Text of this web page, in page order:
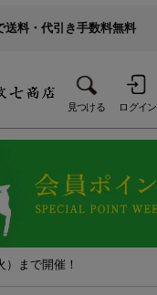
送料・代引き手数料無料
見つける ログイン
まで開催！